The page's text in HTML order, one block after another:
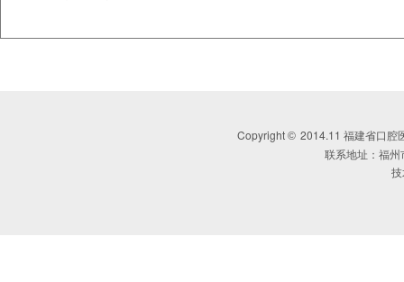
Copyright © 2014.11 福建省口腔
联系地址：福